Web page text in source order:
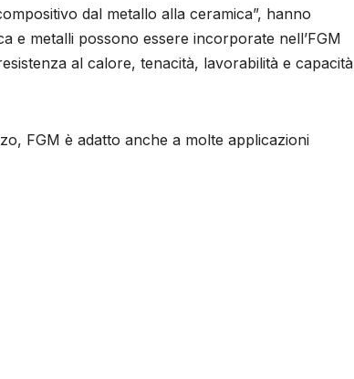
dal metallo alla ceramica”, hanno
e metalli possono essere incorporate nell’FGM
al calore, tenacità, lavorabilità e capacità
FGM è adatto anche a molte applicazioni